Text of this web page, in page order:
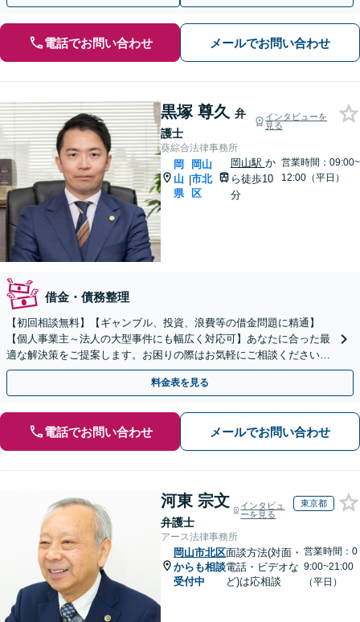
電話でお問い合わせ メールでお問い合わせ
黒塚 尊久 弁
護士
インタビューを
見る
葵綜合法律事務所
岡
山
県
|
岡山
市北
区
岡山駅 か
ら徒歩10
分
営業時間：09:00~
12:00（平日）
借金・債務整理
【初回相談無料】【ギャンブル、投資、浪費等の借金問題に精通】
【個人事業主～法人の大型事件にも幅広く対応可】あなたに合った最
適な解決策をご提案します。お困りの際はお気軽にご相談ください。
新たなスタートのために丁寧に支援いたします。
料金表を見る
電話でお問い合わせ メールでお問い合わせ
河東 宗文
弁護士
インタビュ
ーを見る
東京都
アース法律事務所
岡山市北区
からも相談
受付中
面談方法(対面・
電話・ビデオな
ど)は応相談
営業時間：0
9:00~21:00
（平日）